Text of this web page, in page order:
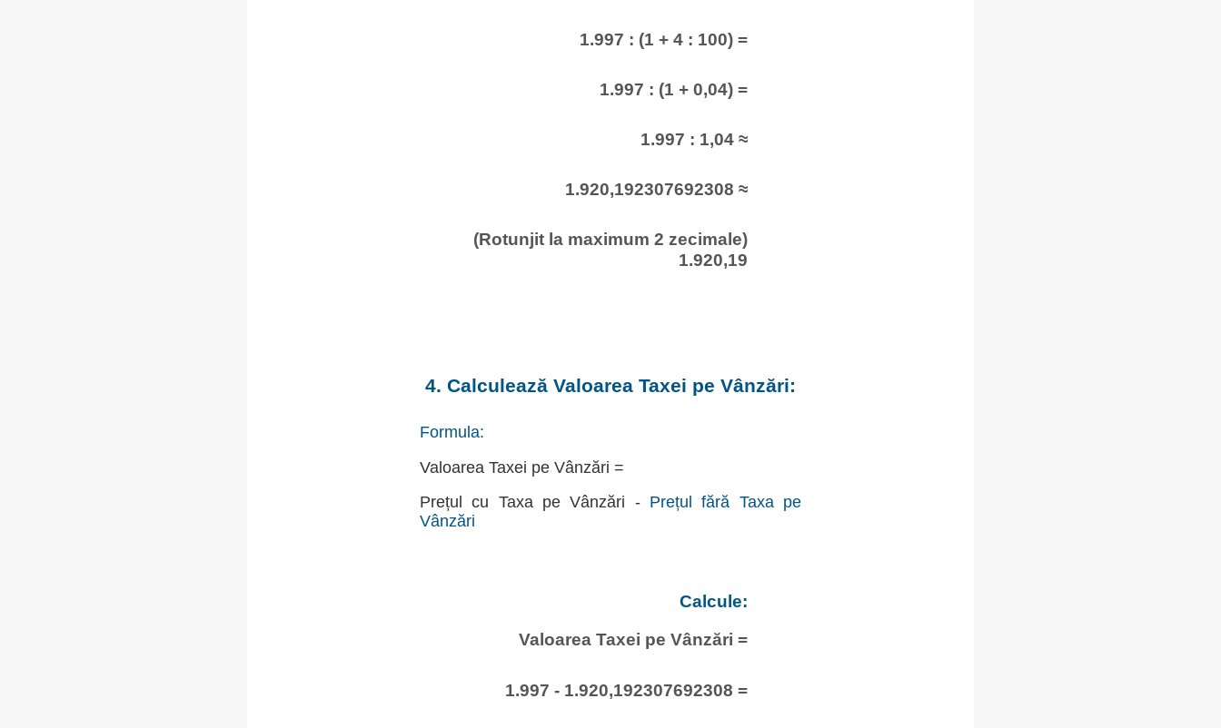
1.997 : (1 + 4 : 100) =
1.997 : (1 + 0,04) =
1.997 : 1,04 ≈
1.920,192307692308 ≈
(Rotunjit la maximum 2 zecimale)
1.920,19
4. Calculează Valoarea Taxei pe Vânzări:
Formula:
Valoarea Taxei pe Vânzări =
Prețul cu Taxa pe Vânzări - Prețul fără Taxa pe
Vânzări
Calcule:
Valoarea Taxei pe Vânzări =
1.997 - 1.920,192307692308 =